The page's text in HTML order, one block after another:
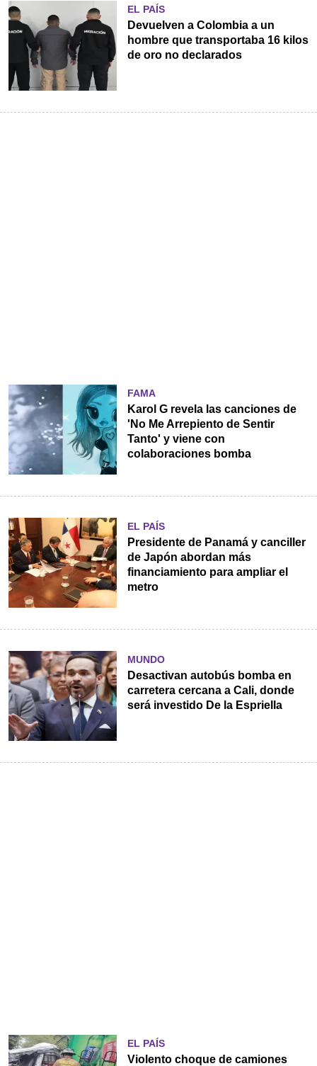
EL PAÍS
Devuelven a Colombia a un
hombre que transportaba 16 kilos
de oro no declarados
FAMA
Karol G revela las canciones de
'No Me Arrepiento de Sentir
Tanto' y viene con
colaboraciones bomba
EL PAÍS
Presidente de Panamá y canciller
de Japón abordan más
financiamiento para ampliar el
metro
MUNDO
Desactivan autobús bomba en
carretera cercana a Cali, donde
será investido De la Espriella
EL PAÍS
Violento choque de camiones